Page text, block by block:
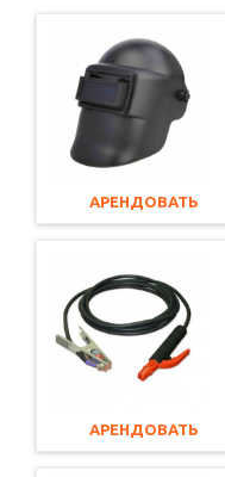
АРЕНДОВАТЬ
АРЕНДОВАТЬ